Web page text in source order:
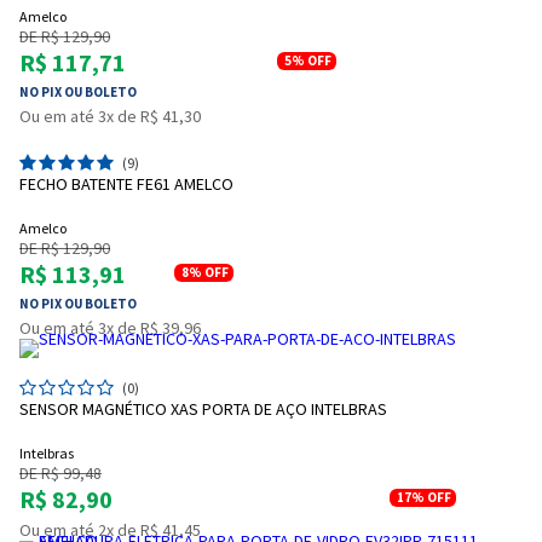
Amelco
DE R$ 129,90
R$ 117,71
NO PIX OU BOLETO
5% OFF
Ou em até 3x de R$ 41,30
(9)
FECHO BATENTE FE61 AMELCO
Amelco
DE R$ 129,90
R$ 113,91
NO PIX OU BOLETO
8% OFF
Ou em até 3x de R$ 39,96
(0)
SENSOR MAGNÉTICO XAS PORTA DE AÇO INTELBRAS
Intelbras
DE R$ 99,48
R$ 82,90 17% OFF
Ou em até 2x de R$ 41,45